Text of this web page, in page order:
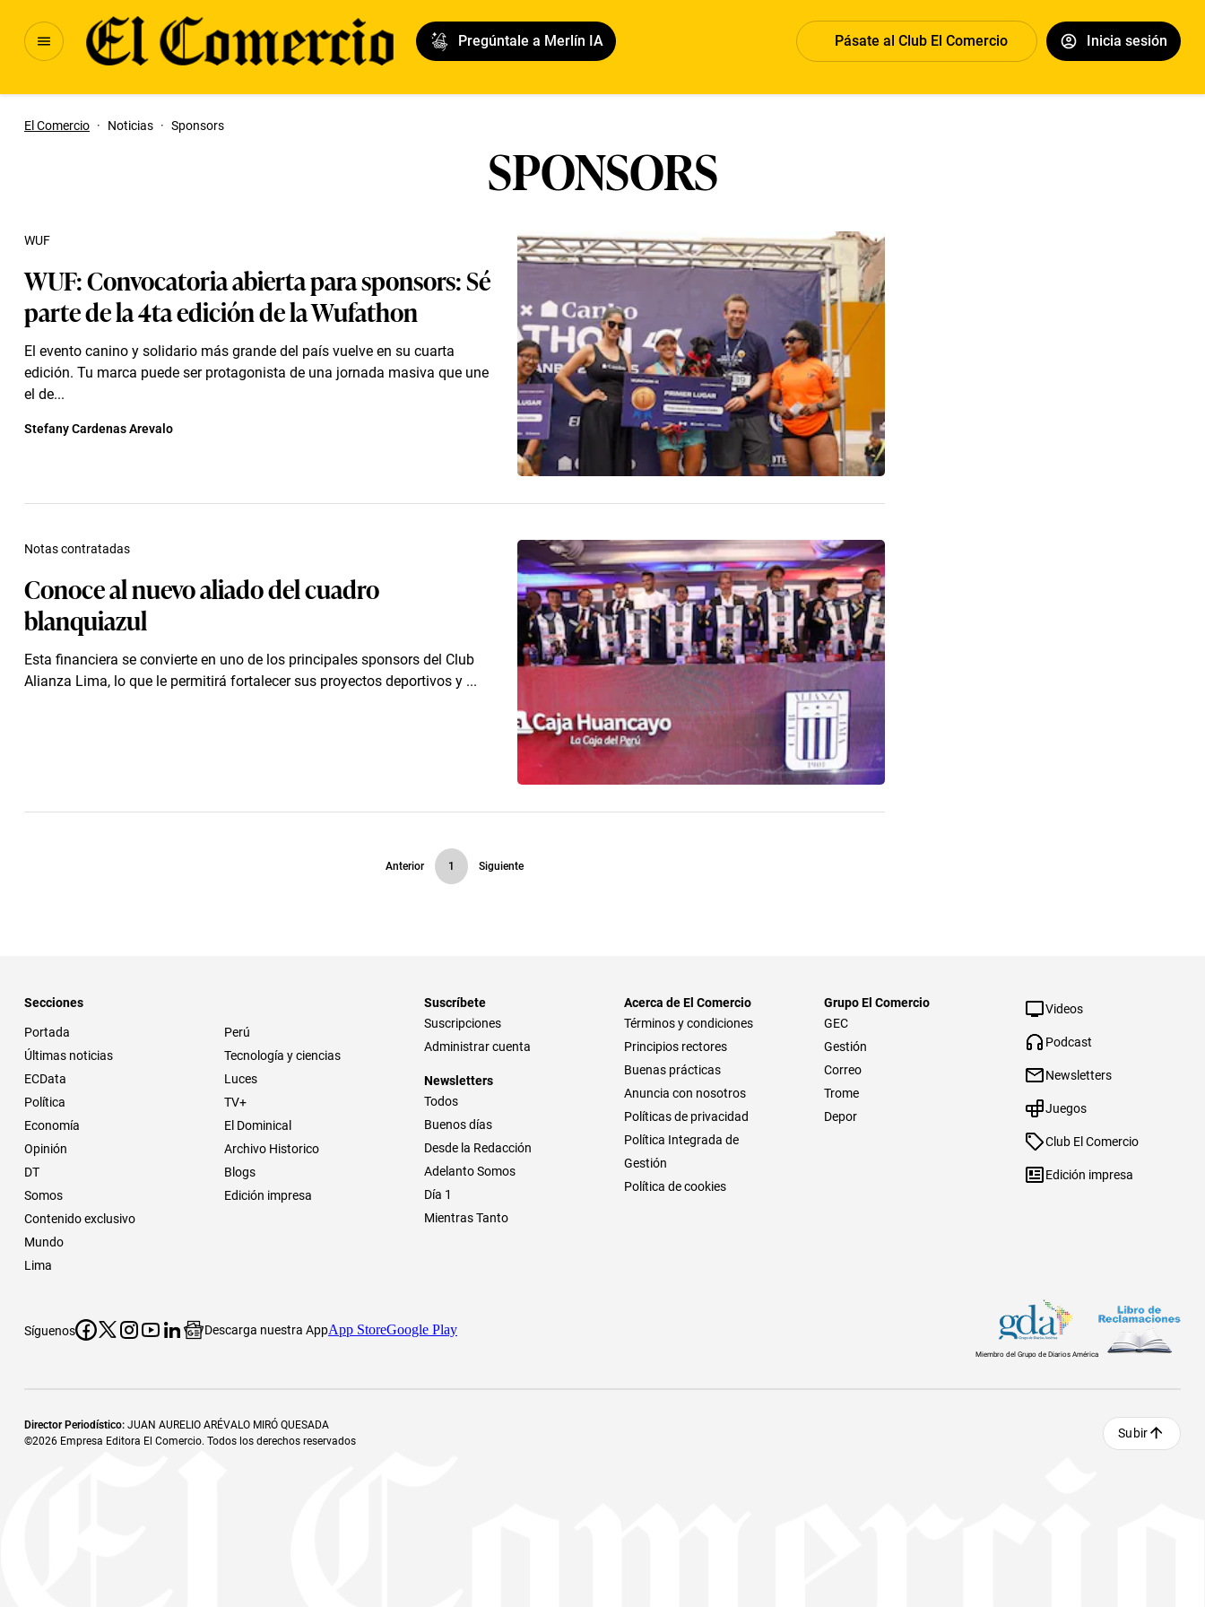
Pregúntale a Merlín IA Pásate al Club El Comercio Inicia sesión
El Comercio · Noticias · Sponsors
SPONSORS
WUF: Convocatoria abierta para sponsors: Sé
parte de la 4ta edición de la Wufathon
El evento canino y solidario más grande del país vuelve en su cuarta
edición. Tu marca puede ser protagonista de una jornada masiva que une
el de...
WUF
Stefany Cardenas Arevalo
Conoce al nuevo aliado del cuadro
blanquiazul
Esta financiera se convierte en uno de los principales sponsors del Club
Alianza Lima, lo que le permitirá fortalecer sus proyectos deportivos y ...
Notas contratadas
Anterior 1 Siguiente
Secciones
Portada
Últimas noticias
ECData
Política
Economía
Opinión
DT
Somos
Contenido exclusivo
Mundo
Lima
Perú
Tecnología y ciencias
Luces
TV+
El Dominical
Archivo Historico
Blogs
Edición impresa
Suscríbete
Suscripciones
Administrar cuenta
Newsletters
Todos
Buenos días
Desde la Redacción
Adelanto Somos
Día 1
Mientras Tanto
Acerca de El Comercio
Términos y condiciones
Principios rectores
Buenas prácticas
Anuncia con nosotros
Políticas de privacidad
Política Integrada de
Gestión
Política de cookies
Grupo El Comercio
GEC
Gestión
Correo
Trome
Depor
Videos
Podcast
Newsletters
Juegos
Club El Comercio
Edición impresa
Síguenos Descarga nuestra AppApp StoreGoogle Play
Miembro del Grupo de Diarios América
Director Periodístico: JUAN AURELIO ARÉVALO MIRÓ QUESADA
©2026 Empresa Editora El Comercio. Todos los derechos reservados
Subir